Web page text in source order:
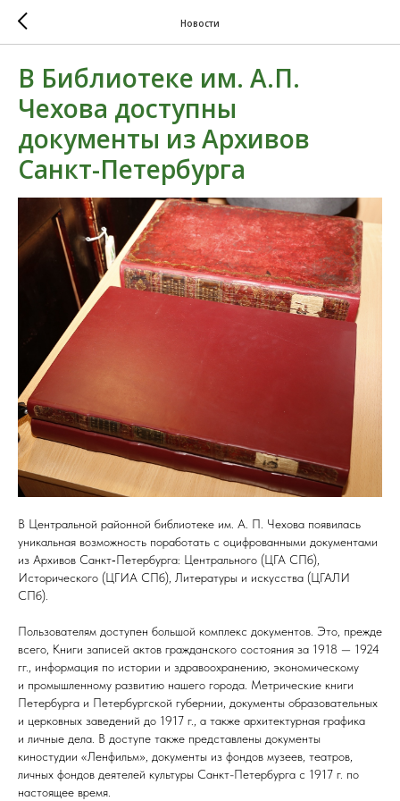
Новости
В Библиотеке им. А.П.
Чехова доступны
документы из Архивов
Санкт-Петербурга
В Центральной районной библиотеке им. А. П. Чехова появилась
уникальная возможность поработать с оцифрованными документами
из Архивов Санкт‑Петербурга: Центрального (ЦГА СПб),
Исторического (ЦГИА СПб), Литературы и искусства (ЦГАЛИ
СПб).
Пользователям доступен большой комплекс документов. Это, прежде
всего, Книги записей актов гражданского состояния за 1918 — 1924
гг., информация по истории и здравоохранению, экономическому
и промышленному развитию нашего города. Метрические книги
Петербурга и Петербургской губернии, документы образовательных
и церковных заведений до 1917 г., а также архитектурная графика
и личные дела. В доступе также представлены документы
киностудии «Ленфильм», документы из фондов музеев, театров,
личных фондов деятелей культуры Санкт-Петербурга с 1917 г. по
настоящее время.